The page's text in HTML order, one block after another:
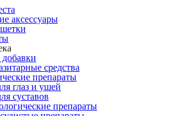
аксессуары
средства
препараты
глаз и ушей
суставов
препараты